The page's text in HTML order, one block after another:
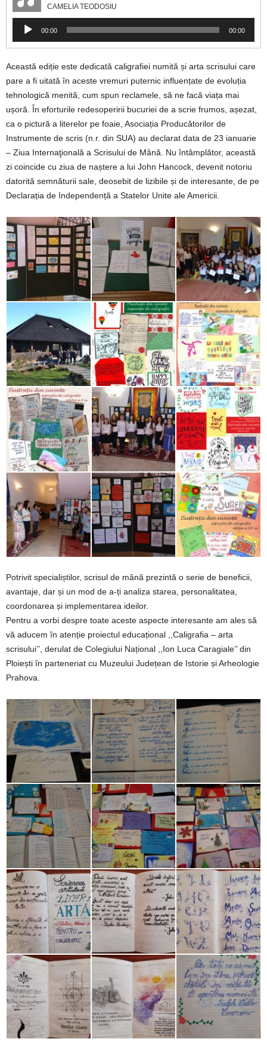
CAMELIA TEODOSIU
Player
audio
00:00 00:00
Această ediție este dedicată caligrafiei numită și arta scrisului care
pare a fi uitată în aceste vremuri puternic influențate de evoluția
tehnologică menită, cum spun reclamele, să ne facă viața mai
ușoră. În eforturile redesoperirii bucuriei de a scrie frumos, așezat,
ca o pictură a literelor pe foaie, Asociația Producătorilor de
Instrumente de scris (n.r. din SUA) au declarat data de 23 ianuarie
– Ziua Internaţională a Scrisului de Mână. Nu întâmplător, această
zi coincide cu ziua de naștere a lui John Hancock, devenit notoriu
datorită semnăturii sale, deosebit de lizibile și de interesante, de pe
Declarația de Independență a Statelor Unite ale Americii.
Potrivit specialiștilor, scrisul de mână prezintă o serie de beneficii,
avantaje, dar și un mod de a-ți analiza starea, personalitatea,
coordonarea și implementarea ideilor.
Pentru a vorbi despre toate aceste aspecte interesante am ales să
vă aducem în atenție proiectul educațional ,,Caligrafia – arta
scrisului’’, derulat de Colegiului Național ,,Ion Luca Caragiale’’ din
Ploiești în parteneriat cu Muzeului Județean de Istorie și Arheologie
Prahova.